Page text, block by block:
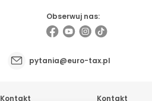
pytania@euro-tax.pl
Obserwuj nas:
Kontakt Kontakt